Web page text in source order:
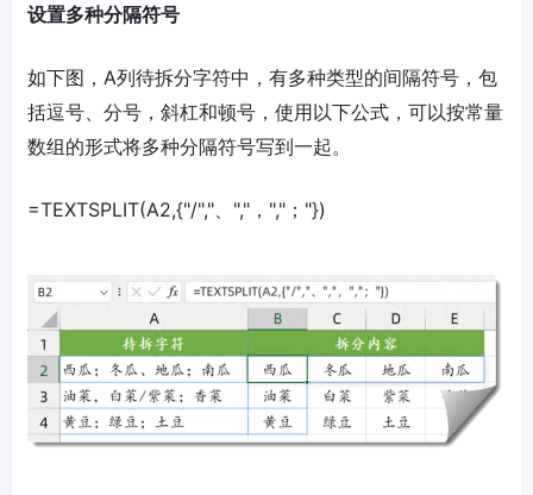
设置多种分隔符号
如下图，A列待拆分字符中，有多种类型的间隔符号，包
括逗号、分号，斜杠和顿号，使用以下公式，可以按常量
数组的形式将多种分隔符号写到一起。
=TEXTSPLIT(A2,{"/","、","，","；"})